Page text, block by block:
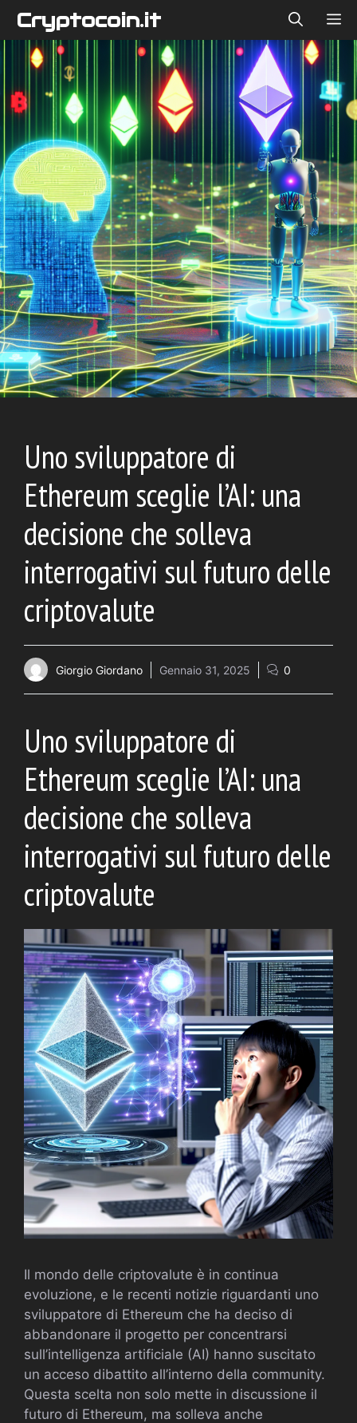
contenuto
Cryptocoin.it
Uno sviluppatore di
Ethereum sceglie l’AI: una
decisione che solleva
interrogativi sul futuro delle
criptovalute
Giorgio Giordano Gennaio 31, 2025 0
Uno sviluppatore di
Ethereum sceglie l’AI: una
decisione che solleva
interrogativi sul futuro delle
criptovalute
Il mondo delle criptovalute è in continua
evoluzione, e le recenti notizie riguardanti uno
sviluppatore di Ethereum che ha deciso di
abbandonare il progetto per concentrarsi
sull’intelligenza artificiale (AI) hanno suscitato
un acceso dibattito all’interno della community.
Questa scelta non solo mette in discussione il
futuro di Ethereum, ma solleva anche